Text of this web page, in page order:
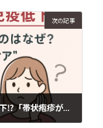
次の記事
えているのはなぜ？」